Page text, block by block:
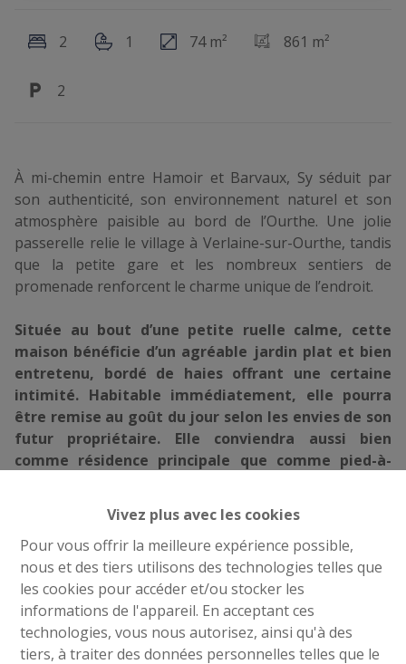
Vivez plus avec les cookies
Pour vous offrir la meilleure expérience possible,
nous et des tiers utilisons des technologies telles que
les cookies pour accéder et/ou stocker les
informations de l'appareil. En acceptant ces
technologies, vous nous autorisez, ainsi qu'à des
tiers, à traiter des données personnelles telles que le
2 1 74 m² 861 m²
2
À mi-chemin entre Hamoir et Barvaux, Sy séduit par
son authenticité, son environnement naturel et son
atmosphère paisible au bord de l’Ourthe. Une jolie
passerelle relie le village à Verlaine-sur-Ourthe, tandis
que la petite gare et les nombreux sentiers de
promenade renforcent le charme unique de l’endroit.
Située au bout d’une petite ruelle calme, cette
maison bénéficie d’un agréable jardin plat et bien
entretenu, bordé de haies offrant une certaine
intimité. Habitable immédiatement, elle pourra
être remise au goût du jour selon les envies de son
futur propriétaire. Elle conviendra aussi bien
comme résidence principale que comme pied-à-
Composition:
rez-de-chaussée: sas d'entrée via terrasse
couverte/veranda (5.00 x 2.50) sur carrelage en continu;
coin salon (2.70 x 2.50); grande pièce de vie (7.70 x 3.85)
avec cuisine ouverte, poêle à bois et convecteur au gaz;
sas; chambre à coucherI(3.65 x 3.45); salle de bains